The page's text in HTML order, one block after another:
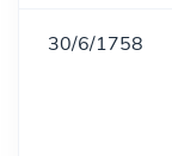
30/6/1758